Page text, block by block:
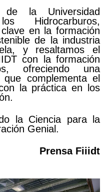
la Universidad
Hidrocarburos,
en la formación
de la industria
y resaltamos el
con la formación
ofreciendo una
complementa el
la práctica en los
la Ciencia para la
Genial.
Prensa Fiiidt